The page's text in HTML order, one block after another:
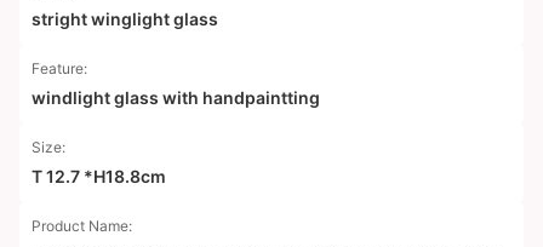
stright winglight glass
Feature:
windlight glass with handpaintting
Size:
T 12.7 *H18.8cm
Product Name: